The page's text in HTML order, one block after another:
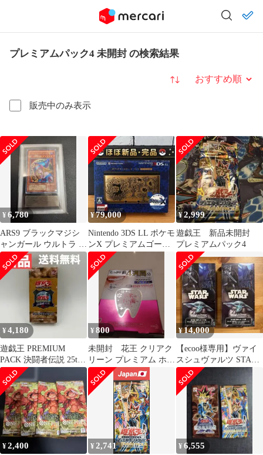
プレミアムパック4 未開封 の検索結果
販売中のみ表示
並び替え
¥6,780
ARS9 ブラックマジシ
ャンガール ウルトラ プ
レミアムパック4
¥79,000
Nintendo 3DS LL ポケモ
ンX プレミアムゴール
ド 完品
¥2,999
遊戯王 新品未開封
プレミアムパック4
¥4,180
遊戯王 PREMIUM
PACK 決闘者伝説 25th
未開封BOX
¥800
未開封 花王 クリアク
リーン プレミアム ホワ
イトクリアパック 9回
分
¥14,000
【ecoo様専用】ヴァイ
スシュヴァルツ STAR
WARS Vol.2 4箱
¥2,400 ¥2,741 ¥6,555